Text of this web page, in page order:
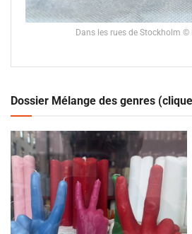
Dans les rues de Stockholm ©
Dossier Mélange des genres